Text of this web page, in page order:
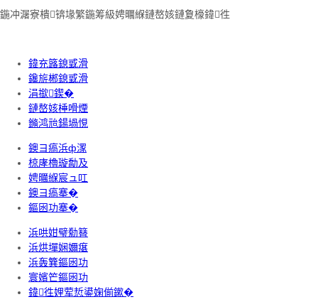
鍦冲潳寮樻锛堟繁鍦筹級娉曞緥鏈嶅姟鏈夐檺鍏徃
鍏充簬鎴戜滑
鑱旂郴鎴戜滑
涓撳鍥�
鏈嶅姟棰嗗煙
鏅鸿兘鍚堝悓
鐭ヨ瘑浜ф潈
椋庨櫓璇勪及
娉曞緥宸ュ叿
鐭ヨ瘑搴�
鏂囦功搴�
浜哄姏璧勬簮
浜烘墠娴嬭瘎
浜轰簨鏂囦功
寰嬪笀鏂囦功
鍏徃娌荤悊鍙婅偂鏉�